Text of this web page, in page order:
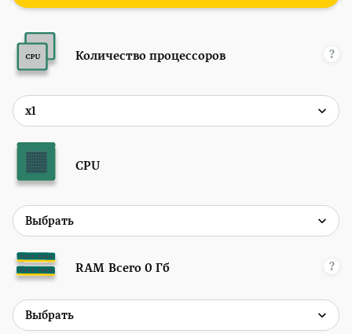
Количество процессоров ?
CPU
RAM Всего 0 Гб ?